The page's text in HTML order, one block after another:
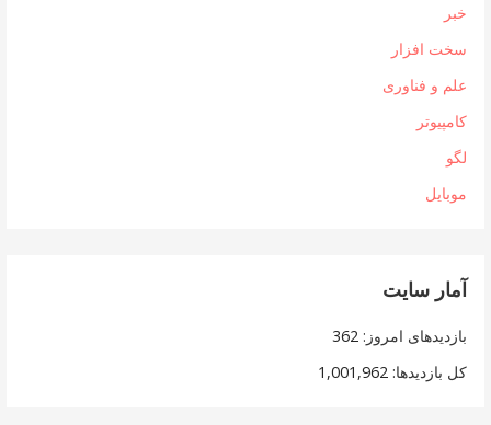
خبر
سخت افزار
علم و فناوری
کامپیوتر
لگو
موبایل
آمار سایت
بازدیدهای امروز: 362
کل بازدیدها: 1,001,962